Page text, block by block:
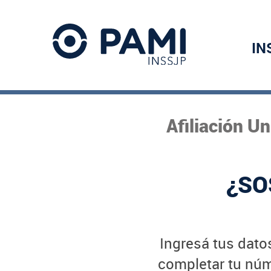
Afiliación
Ingresá tus
completar tu